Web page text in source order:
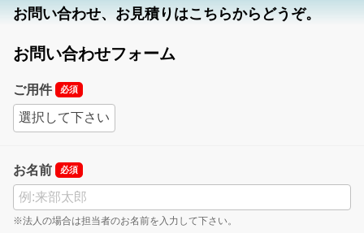
お問い合わせ、お見積りはこちらからどうぞ。
お問い合わせフォーム
ご用件 必須
お名前 必須
※法人の場合は担当者のお名前を入力して下さい。